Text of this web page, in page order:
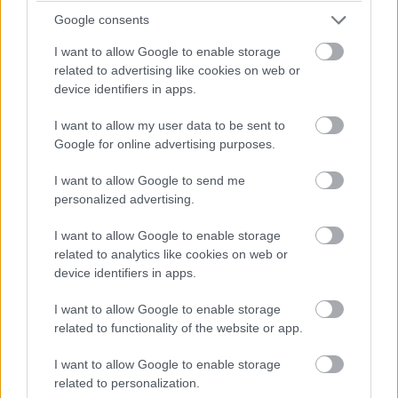
Google consents
I want to allow Google to enable storage
related to advertising like cookies on web or
device identifiers in apps.
I want to allow my user data to be sent to
Google for online advertising purposes.
I want to allow Google to send me
personalized advertising.
I want to allow Google to enable storage
related to analytics like cookies on web or
device identifiers in apps.
I want to allow Google to enable storage
related to functionality of the website or app.
I want to allow Google to enable storage
related to personalization.
azt állítja, hogy a január 14-i autóbiztosítási feltörés
ellopták a Motor Transport Bureaunál.
Demediuk elismerte, hogy a Belügyminisztérium is az
egyike a kormányzati szerveknek, amelyeket február 23-
án meghackeltek. Elmondta, hogy adatokat loptak el, de
"nem vezetett jelentős következményekhez, különösen,
ha a katonákra, illetve önkéntesekre vonatkozó adatokról
van szó". Az ESET és más, Ukrajnával együttműködő
kiberbiztonsági cégek kutatói azt mondták, hogy a
hálózatokat hónapokkal korábban feltörték, így elegendő
A hackeléssel történő adatgyűjtés régóta folyamatban
van. Az orosz FSZB hírszerző ügynökség egyik egysége,
amelyet a kutatók Armageddonnak neveztek el, már évek